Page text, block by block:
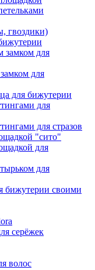
гвоздики)
замком для
для
для бижутерии
для
для стразов
"сито"
для
для
бижутерии своими
серёжек
волос